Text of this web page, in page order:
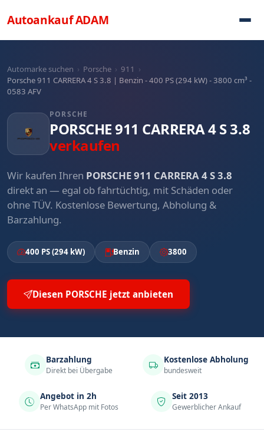
AutoankaufADAM
Automarke suchen › Porsche › 911 ›
Porsche 911 CARRERA 4 S 3.8 | Benzin - 400 PS (294 kW) - 3800 cm³ -
0583 AFV
PORSCHE
PORSCHE 911 CARRERA 4 S 3.8
verkaufen
Wir kaufen Ihren PORSCHE 911 CARRERA 4 S 3.8
direkt an — egal ob fahrtüchtig, mit Schäden oder
ohne TÜV. Kostenlose Bewertung, Abholung &
Barzahlung.
400 PS (294 kW) Benzin 3800
Diesen PORSCHE jetzt anbieten
Barzahlung
Direkt bei Übergabe
Kostenlose Abholung
bundesweit
Angebot in 2h
Per WhatsApp mit Fotos
Seit 2013
Gewerblicher Ankauf